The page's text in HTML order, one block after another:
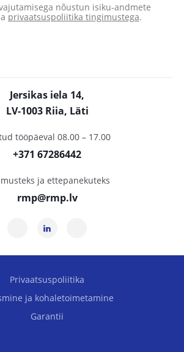
nõustun isiku-andmete
privaatsuspoliitika tingimustega.
Jersikas iela 14,
LV-1003 Riia, Läti
tööpäeval 08.00 – 17.00
+371 67286442
ja ettepanekuteks
rmp@rmp.lv
Privaatsuspoliitika
ja kohaletoimetamine
Garantii